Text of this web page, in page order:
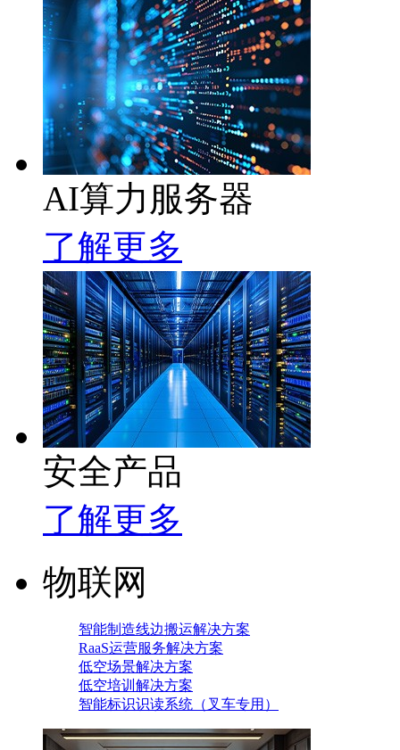
AI算力服务器
了解更多
安全产品
了解更多
物联网
智能制造线边搬运解决方案
RaaS运营服务解决方案
低空场景解决方案
低空培训解决方案
智能标识识读系统（叉车专用）